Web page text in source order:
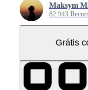
Maksym
82.943
Grátis